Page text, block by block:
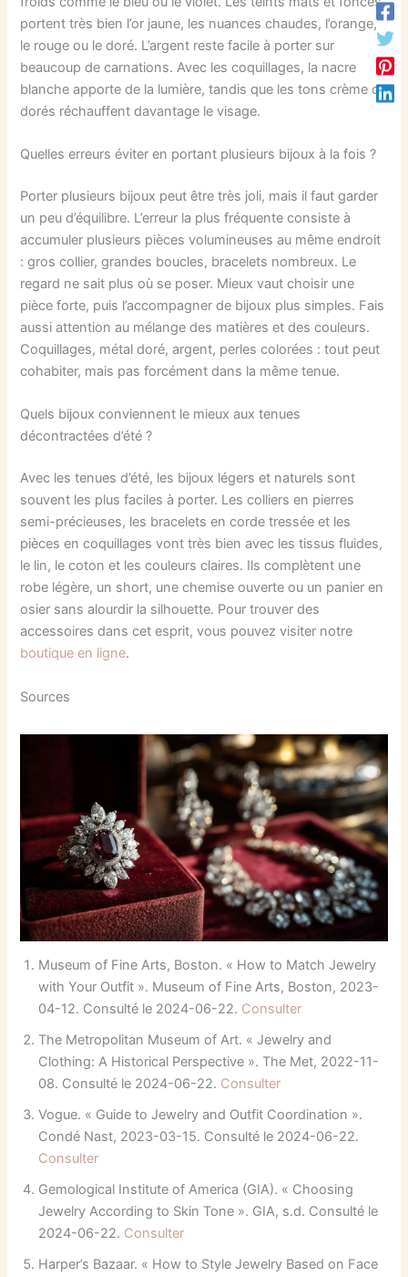
portent très bien l’or jaune, les nuances chaudes, l’orange,
le rouge ou le doré. L’argent reste facile à porter sur
beaucoup de carnations. Avec les coquillages, la nacre
blanche apporte de la lumière, tandis que les tons crème ou
dorés réchauffent davantage le visage.
Quelles erreurs éviter en portant plusieurs bijoux à la fois ?
Porter plusieurs bijoux peut être très joli, mais il faut garder
un peu d’équilibre. L’erreur la plus fréquente consiste à
accumuler plusieurs pièces volumineuses au même endroit
: gros collier, grandes boucles, bracelets nombreux. Le
regard ne sait plus où se poser. Mieux vaut choisir une
pièce forte, puis l’accompagner de bijoux plus simples. Fais
aussi attention au mélange des matières et des couleurs.
Coquillages, métal doré, argent, perles colorées : tout peut
cohabiter, mais pas forcément dans la même tenue.
Quels bijoux conviennent le mieux aux tenues
décontractées d’été ?
Avec les tenues d’été, les bijoux légers et naturels sont
souvent les plus faciles à porter. Les colliers en pierres
semi-précieuses, les bracelets en corde tressée et les
pièces en coquillages vont très bien avec les tissus fluides,
le lin, le coton et les couleurs claires. Ils complètent une
robe légère, un short, une chemise ouverte ou un panier en
osier sans alourdir la silhouette. Pour trouver des
accessoires dans cet esprit, vous pouvez visiter notre
boutique en ligne.
Sources
Museum of Fine Arts, Boston. « How to Match Jewelry
with Your Outfit ». Museum of Fine Arts, Boston, 2023-
04-12. Consulté le 2024-06-22. Consulter
The Metropolitan Museum of Art. « Jewelry and
Clothing: A Historical Perspective ». The Met, 2022-11-
08. Consulté le 2024-06-22. Consulter
Vogue. « Guide to Jewelry and Outfit Coordination ».
Condé Nast, 2023-03-15. Consulté le 2024-06-22.
Consulter
Gemological Institute of America (GIA). « Choosing
Jewelry According to Skin Tone ». GIA, s.d. Consulté le
2024-06-22. Consulter
Harper’s Bazaar. « How to Style Jewelry Based on Face